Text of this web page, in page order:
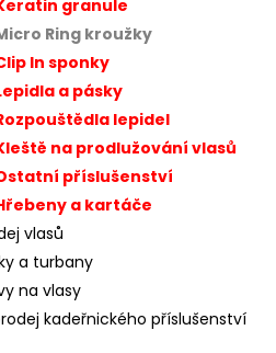
granule
Ring kroužky
In sponky
a pásky
lepidel
na prodlužování vlasů
příslušenství
a kartáče
vlasů
a turbany
na vlasy
kadeřnického příslušenství
Kč
9 990 Kč